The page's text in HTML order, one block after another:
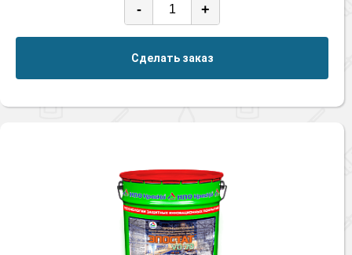
- +
Сделать заказ